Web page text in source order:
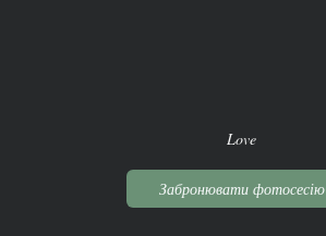
Love
Забронювати фотосесію